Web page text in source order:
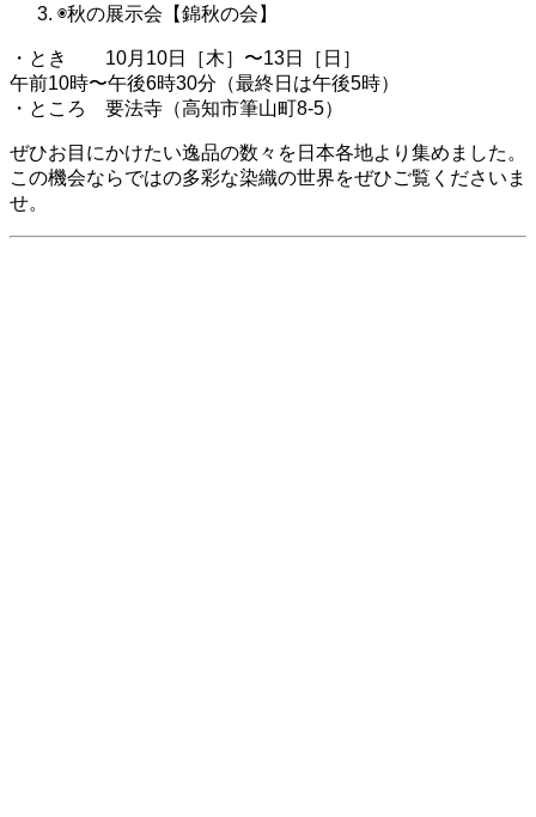
◉秋の展示会【錦秋の会】
・とき 10月10日［木］〜13日［日］
午前10時〜午後6時30分（最終日は午後5時）
・ところ 要法寺（高知市筆山町8-5）
ぜひお目にかけたい逸品の数々を日本各地より集めました。
この機会ならではの多彩な染織の世界をぜひご覧くださいま
せ。